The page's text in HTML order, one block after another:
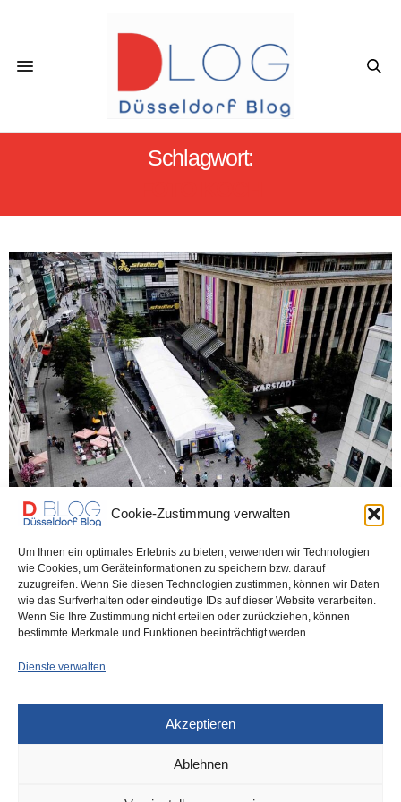
Cookie-Zustimmung verwalten
Um Ihnen ein optimales Erlebnis zu bieten, verwenden wir Technologien
wie Cookies, um Geräteinformationen zu speichern bzw. darauf
zuzugreifen. Wenn Sie diesen Technologien zustimmen, können wir Daten
wie das Surfverhalten oder eindeutige IDs auf dieser Website verarbeiten.
Wenn Sie Ihre Zustimmung nicht erteilen oder zurückziehen, können
bestimmte Merkmale und Funktionen beeinträchtigt werden.
Dienste verwalten
Akzeptieren
Ablehnen
Schlagwort:
DÜSSELDORF EVENTS 8. MAI 2026
Heute und morgen: Fototage auf der
Schadowstraße
Das ist interessant für alle Foto-Freunde. Heute und morgen lädt